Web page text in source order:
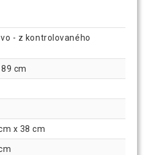
- z kontrolovaného
cm
x 38 cm